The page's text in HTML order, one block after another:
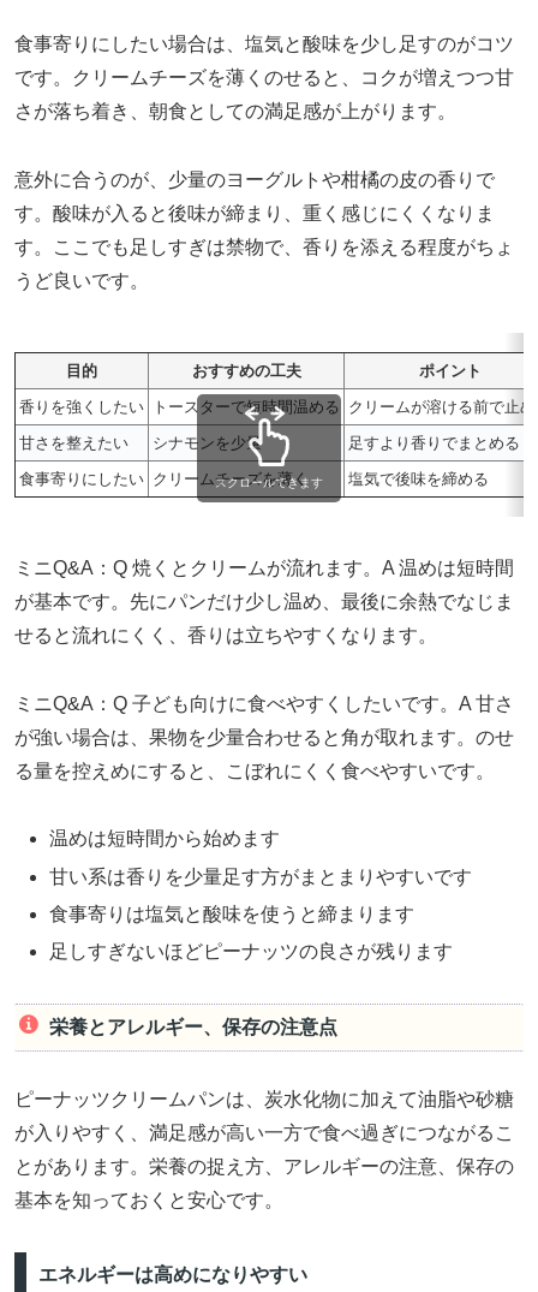
食事寄りにしたい場合は、塩気と酸味を少し足すのがコツ
です。クリームチーズを薄くのせると、コクが増えつつ甘
さが落ち着き、朝食としての満足感が上がります。
意外に合うのが、少量のヨーグルトや柑橘の皮の香りで
す。酸味が入ると後味が締まり、重く感じにくくなりま
す。ここでも足しすぎは禁物で、香りを添える程度がちょ
うど良いです。
目的 おすすめの工夫
ポイント
香りを強くしたい
トースターで短時間温める
クリームが溶ける前で止
甘さを整えたい
シナモンを少量
足すより香りでまとめる
食事寄りにしたい クリームチーズを薄く 塩気で後味を締める
スクロールできます
ミニQ&A：Q 焼くとクリームが流れます。A 温めは短時間
が基本です。先にパンだけ少し温め、最後に余熱でなじま
せると流れにくく、香りは立ちやすくなります。
ミニQ&A：Q 子ども向けに食べやすくしたいです。A 甘さ
が強い場合は、果物を少量合わせると角が取れます。のせ
る量を控えめにすると、こぼれにくく食べやすいです。
温めは短時間から始めます
甘い系は香りを少量足す方がまとまりやすいです
食事寄りは塩気と酸味を使うと締まります
足しすぎないほどピーナッツの良さが残ります
栄養とアレルギー、保存の注意点
ピーナッツクリームパンは、炭水化物に加えて油脂や砂糖
が入りやすく、満足感が高い一方で食べ過ぎにつながるこ
とがあります。栄養の捉え方、アレルギーの注意、保存の
基本を知っておくと安心です。
エネルギーは高めになりやすい